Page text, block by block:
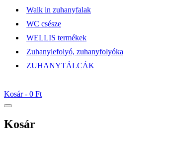
Walk in zuhanyfalak
WC csésze
WELLIS termékek
Zuhanylefolyó, zuhanyfolyóka
ZUHANYTÁLCÁK
Kosár - 0 Ft
Kosár